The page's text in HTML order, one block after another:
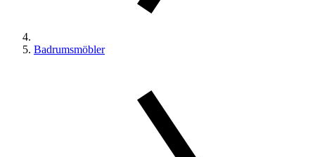
Badrumsmöbler